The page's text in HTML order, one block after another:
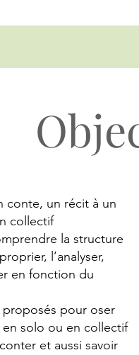
conte, un récit à un
collectif
la structure
l’analyser,
en fonction du
pour oser
solo ou en collectif
et aussi savoir